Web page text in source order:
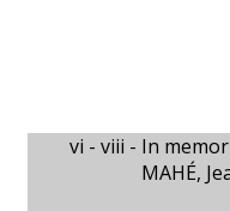
vi - viii - In
MAHÉ,